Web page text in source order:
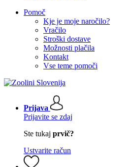
Pomoč
Kje je moje naročilo?
Vračilo
Stroški dostave
Možnosti plačila
Kontakt
Vse teme pomoči
Prijava
Prijavite se zdaj
Ste tukaj prvič?
Ustvarite račun